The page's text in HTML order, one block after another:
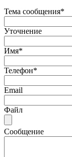
Тема сообщения*
Уточнение
Имя*
Телефон*
Email
Файл
Сообщение